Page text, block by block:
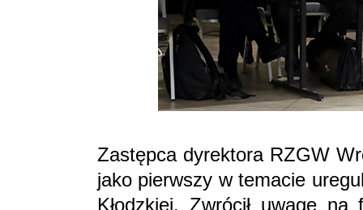
Zastępca dyrektora RZGW
jako pierwszy w temacie
Kłodzkiej. Zwrócił uwagę